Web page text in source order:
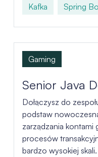
Kafka
Spring
Senior Java
Dołączysz do
podstaw
zarządzania kontami
procesów
bardzo wysokiej skali.
Gaming